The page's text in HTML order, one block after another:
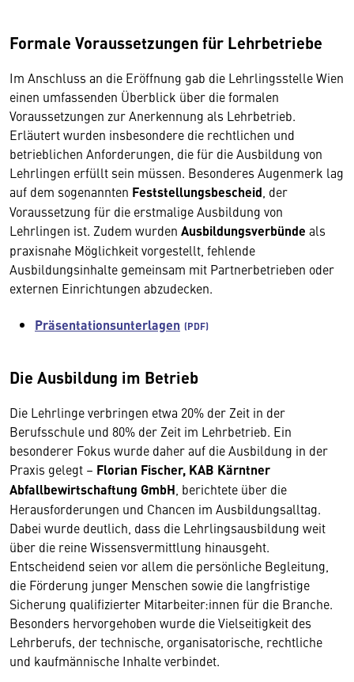
Formale Voraussetzungen für Lehrbetriebe
Im Anschluss an die Eröffnung gab die Lehrlingsstelle Wien
einen umfassenden Überblick über die formalen
Voraussetzungen zur Anerkennung als Lehrbetrieb.
Erläutert wurden insbesondere die rechtlichen und
betrieblichen Anforderungen, die für die Ausbildung von
Lehrlingen erfüllt sein müssen. Besonderes Augenmerk lag
auf dem sogenannten Feststellungsbescheid , der
Voraussetzung für die erstmalige Ausbildung von
Lehrlingen ist. Zudem wurden Ausbildungsverbünde als
praxisnahe Möglichkeit vorgestellt, fehlende
Ausbildungsinhalte gemeinsam mit Partnerbetrieben oder
externen Einrichtungen abzudecken.
Präsentationsunterlagen
Die Ausbildung im Betrieb
Die Lehrlinge verbringen etwa 20% der Zeit in der
Berufsschule und 80% der Zeit im Lehrbetrieb. Ein
besonderer Fokus wurde daher auf die Ausbildung in der
Praxis gelegt – Florian Fischer, KAB Kärntner
Abfallbewirtschaftung GmbH , berichtete über die
Herausforderungen und Chancen im Ausbildungsalltag.
Dabei wurde deutlich, dass die Lehrlingsausbildung weit
über die reine Wissensvermittlung hinausgeht.
Entscheidend seien vor allem die persönliche Begleitung,
die Förderung junger Menschen sowie die langfristige
Sicherung qualifizierter Mitarbeiter:innen für die Branche.
Besonders hervorgehoben wurde die Vielseitigkeit des
Lehrberufs, der technische, organisatorische, rechtliche
und kaufmännische Inhalte verbindet.